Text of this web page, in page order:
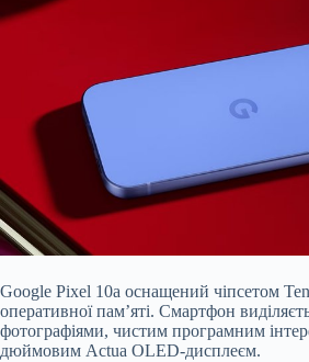
Google Pixel 10a оснащений чіпсетом
оперативної пам’яті. Смартфон
фотографіями, чистим програмним
дюймовим Actua OLED-дисплеєм.